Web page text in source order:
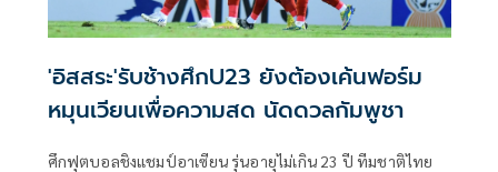
'อิสสระ'รับช้างศึกU23 ยังต้องเค้นฟอร์ม
หมุนเวียนเพื่อความสด นัดดวลกัมพูชา
ศึกฟุตบอลชิงแชมป์อาเซียน รุ่นอายุไม่เกิน 23 ปี ทีมชาติไทย